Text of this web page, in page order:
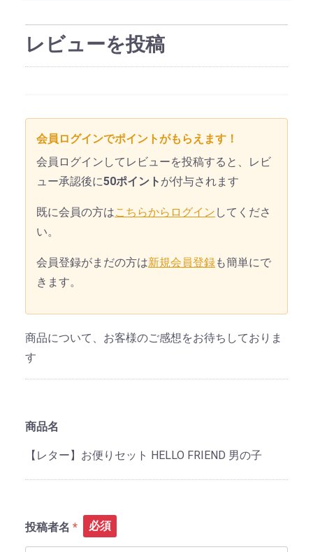
レビューを投稿
会員ログインでポイントがもらえます！
会員ログインしてレビューを投稿すると、レビ
ュー承認後に50ポイント が付与されます
既に会員の方はこちらからログイン してくださ
い。
会員登録がまだの方は新規会員登録も簡単にで
きます。
商品について、お客様のご感想をお待ちしておりま
す
商品名
【レター】お便りセット HELLO FRIEND 男の子
投稿者名 必須